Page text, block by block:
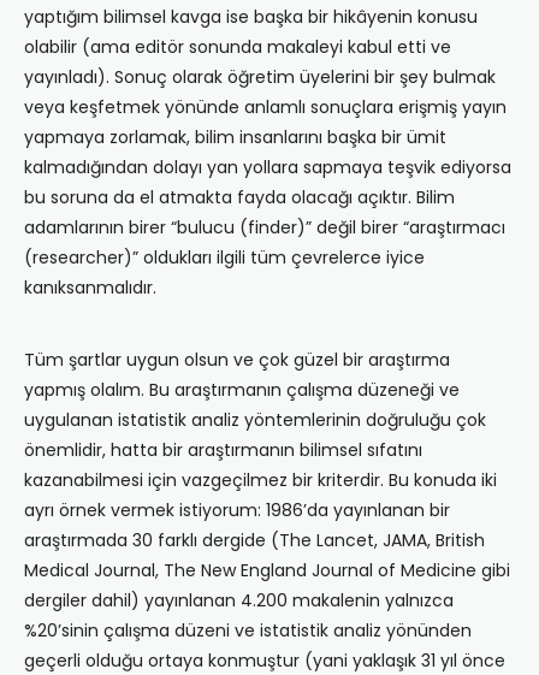
yaptığım bilimsel kavga ise başka bir hikâyenin konusu
olabilir (ama editör sonunda makaleyi kabul etti ve
yayınladı). Sonuç olarak öğretim üyelerini bir şey bulmak
veya keşfetmek yönünde anlamlı sonuçlara erişmiş yayın
yapmaya zorlamak, bilim insanlarını başka bir ümit
kalmadığından dolayı yan yollara sapmaya teşvik ediyorsa
bu soruna da el atmakta fayda olacağı açıktır. Bilim
adamlarının birer “bulucu (finder)” değil birer “araştırmacı
(researcher)” oldukları ilgili tüm çevrelerce iyice
kanıksanmalıdır.
Tüm şartlar uygun olsun ve çok güzel bir araştırma
yapmış olalım. Bu araştırmanın çalışma düzeneği ve
uygulanan istatistik analiz yöntemlerinin doğruluğu çok
önemlidir, hatta bir araştırmanın bilimsel sıfatını
kazanabilmesi için vazgeçilmez bir kriterdir. Bu konuda iki
ayrı örnek vermek istiyorum: 1986’da yayınlanan bir
araştırmada 30 farklı dergide (The Lancet, JAMA, British
Medical Journal, The New England Journal of Medicine gibi
dergiler dahil) yayınlanan 4.200 makalenin yalnızca
%20’sinin çalışma düzeni ve istatistik analiz yönünden
geçerli olduğu ortaya konmuştur (yani yaklaşık 31 yıl önce